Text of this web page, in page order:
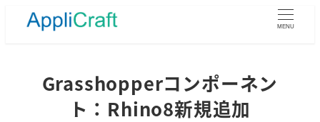
MENU
Grasshopperコンポーネン
ト：Rhino8新規追加